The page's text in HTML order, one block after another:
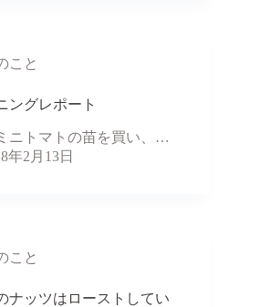
こと
ングレポート
ニトマトの苗を買い、…
年2月13日
こと
ナッツはローストしてい